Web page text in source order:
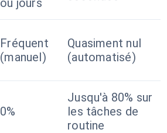
ou jours
Fréquent
(manuel)
Quasiment nul
(automatisé)
0%
Jusqu'à 80% sur
les tâches de
routine